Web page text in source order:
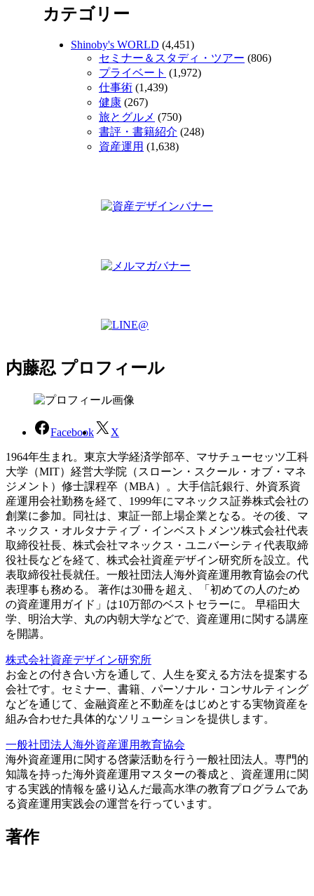
カテゴリー
Shinoby's WORLD (4,451)
セミナー＆スタディ・ツアー (806)
プライベート (1,972)
仕事術 (1,439)
健康 (267)
旅とグルメ (750)
書評・書籍紹介 (248)
資産運用 (1,638)
内藤忍 プロフィール
Facebook X
1964年生まれ。東京大学経済学部卒、マサチューセッツ工科
大学（MIT）経営大学院（スローン・スクール・オブ・マネ
ジメント）修士課程卒（MBA）。大手信託銀行、外資系資
産運用会社勤務を経て、1999年にマネックス証券株式会社の
創業に参加。同社は、東証一部上場企業となる。その後、マ
ネックス・オルタナティブ・インベストメンツ株式会社代表
取締役社長、株式会社マネックス・ユニバーシティ代表取締
役社長などを経て、株式会社資産デザイン研究所を設立。代
表取締役社長就任。一般社団法人海外資産運用教育協会の代
表理事も務める。 著作は30冊を超え、「初めての人のため
の資産運用ガイド」は10万部のベストセラーに。 早稲田大
学、明治大学、丸の内朝大学などで、資産運用に関する講座
を開講。
株式会社資産デザイン研究所
お金との付き合い方を通して、人生を変える方法を提案する
会社です。セミナー、書籍、パーソナル・コンサルティング
などを通じて、金融資産と不動産をはじめとする実物資産を
組み合わせた具体的なソリューションを提供します。
一般社団法人海外資産運用教育協会
海外資産運用に関する啓蒙活動を行う一般社団法人。専門的
知識を持った海外資産運用マスターの養成と、資産運用に関
する実践的情報を盛り込んだ最高水準の教育プログラムであ
る資産運用実践会の運営を行っています。
著作